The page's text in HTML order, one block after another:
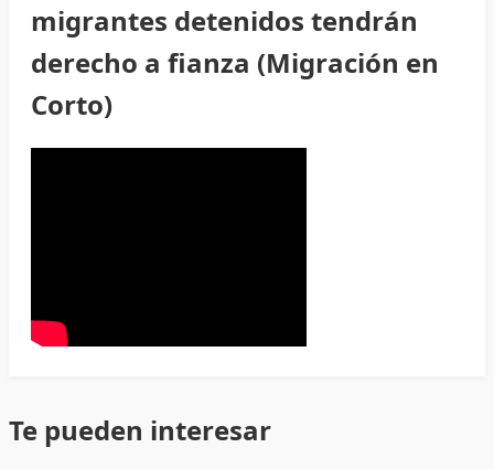
migrantes detenidos tendrán
derecho a fianza (Migración en
Corto)
Te pueden interesar